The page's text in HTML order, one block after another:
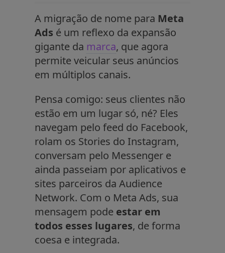
A migração de nome para Meta
Ads é um reflexo da expansão
gigante da marca, que agora
permite veicular seus anúncios
em múltiplos canais.
Pensa comigo: seus clientes não
estão em um lugar só, né? Eles
navegam pelo feed do Facebook,
rolam os Stories do Instagram,
conversam pelo Messenger e
ainda passeiam por aplicativos e
sites parceiros da Audience
Network. Com o Meta Ads, sua
mensagem pode estar em
todos esses lugares, de forma
coesa e integrada.